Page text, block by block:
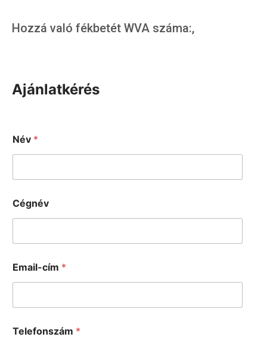
Hozzá való fékbetét WVA száma:,
Ajánlatkérés
Név *
Cégnév
Email-cím *
Telefonszám *